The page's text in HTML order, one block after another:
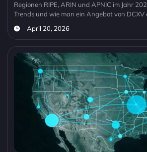
Regionen RIPE, ARIN und APNIC im Jahr
Trends und wie man ein Angebot von DCXV
April 20, 2026